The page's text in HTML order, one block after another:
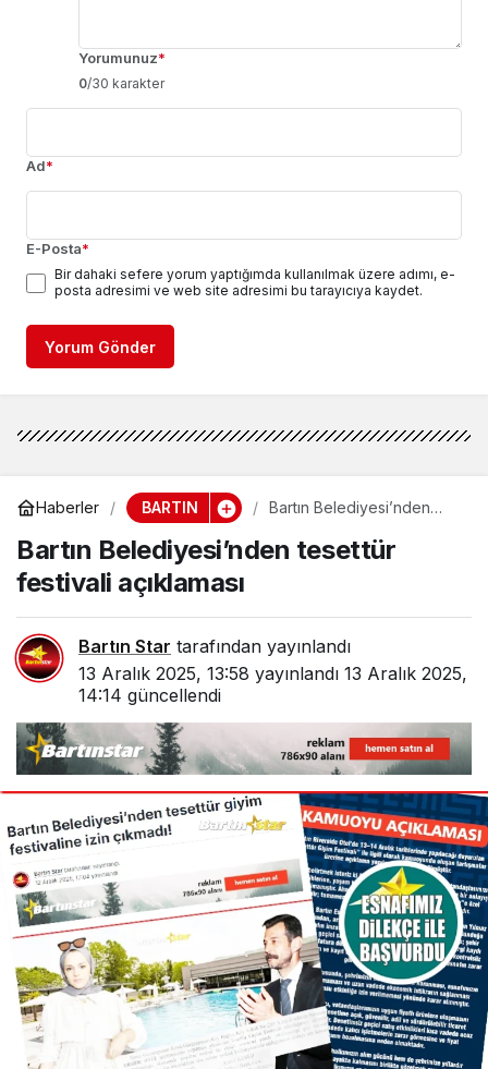
Yorumunuz*
0/30 karakter
Ad*
E-Posta*
Bir dahaki sefere yorum yaptığımda kullanılmak üzere adımı, e-
posta adresimi ve web site adresimi bu tarayıcıya kaydet.
Yorum Gönder
Haberler BARTIN
Bartın Belediyesi’nden
Bartın Belediyesi’nden tesettür
festivali açıklaması
Bartın Star tarafından yayınlandı
13 Aralık 2025, 13:58 yayınlandı 13 Aralık 2025,
14:14 güncellendi